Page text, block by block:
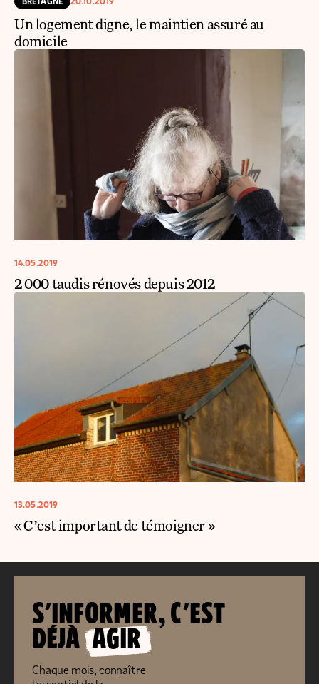
Un logement digne, le maintien assuré au
domicile
14.05.2019
2 000 taudis rénovés depuis 2012
13.05.2019
« C’est important de témoigner »
S’INFORMER, C’EST
DÉJÀ AGIR
Chaque mois, connaître